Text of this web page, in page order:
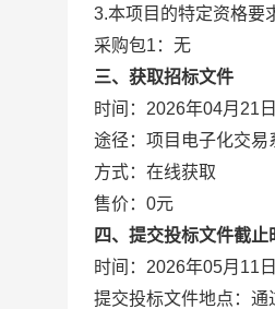
3.本项目的特定资格要
采购包1：无
三、获取招标文件
时间： 2026年04月21日
途径： 项目电子化交易
方式： 在线获取
售价： 0元
四、提交投标文件截
时间： 2026年05月11
提交投标文件地点： 通